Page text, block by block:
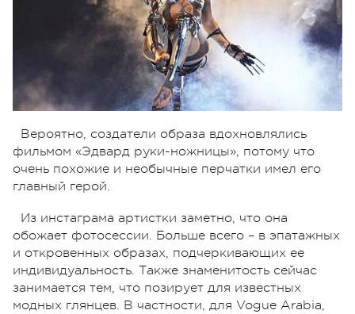
Вероятно, создатели образа вдохновлялись
фильмом «Эдвард руки-ножницы», потому что
очень похожие и необычные перчатки имел его
главный герой.
Из инстаграма артистки заметно, что она
обожает фотосессии. Больше всего – в эпатажных
и откровенных образах, подчеркивающих ее
индивидуальность. Также знаменитость сейчас
занимается тем, что позирует для известных
модных глянцев. В частности, для Vogue Arabia,